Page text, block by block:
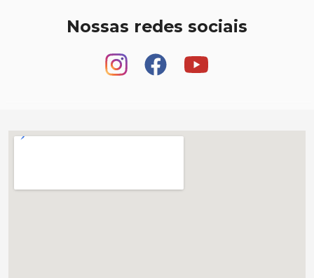
Nossas redes sociais